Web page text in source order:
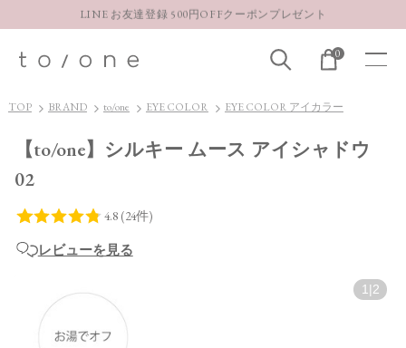
LINE お友達登録 500円OFFクーポンプレゼント
お得な定期購入コースはこちら
LINE お友達登録 500円OFFクーポンプレゼント
0
TOP BRAND to/one EYE COLOR EYE COLOR アイカラー
【to/one】シルキー ムース アイシャドウ
02
レビューを見る
1 2